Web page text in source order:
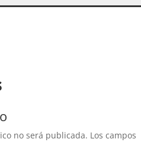
no será publicada. Los campos